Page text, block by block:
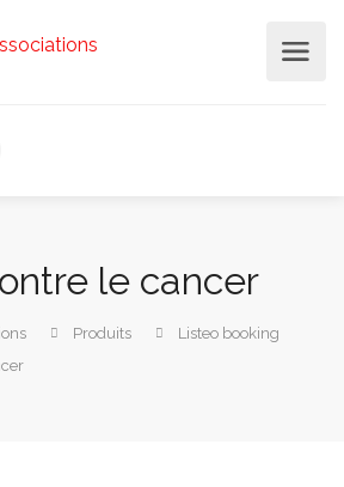
le cancer
Produits
Listeo booking